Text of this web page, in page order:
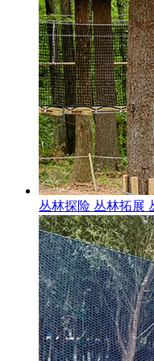
丛林探险 丛林拓展